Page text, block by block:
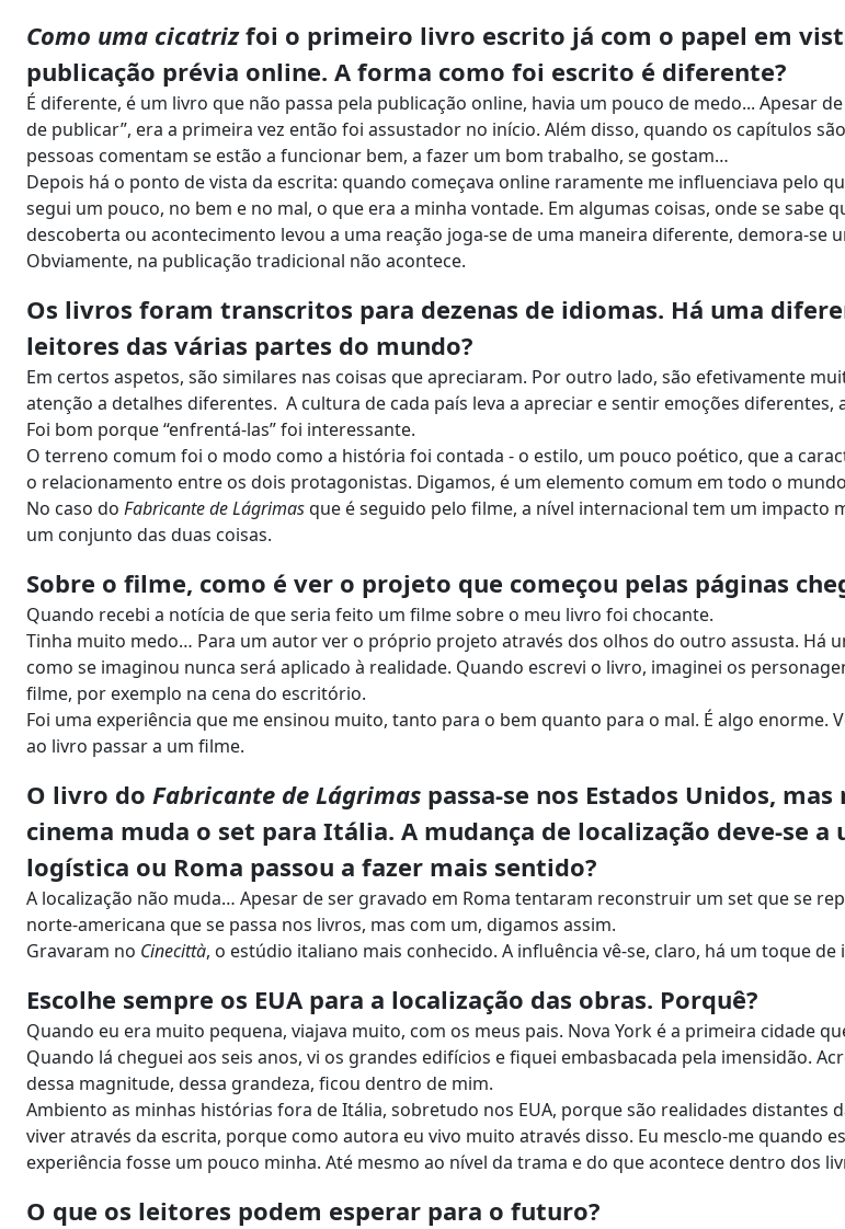
Como uma cicatrizfoi o primeiro livro escrito já com o papel em
publicação prévia online. A forma como foi escrito é diferente?
É diferente, é um livro que não passa pela publicação online, havia um pouco de medo... Apesar
de publicar”, era a primeira vez então foi assustador no início. Além disso, quando os capítulos
pessoas comentam se estão a funcionar bem, a fazer um bom trabalho, se gostam…
Depois há o ponto de vista da escrita: quando começava online raramente me influenciava pelo
segui um pouco, no bem e no mal, o que era a minha vontade. Em algumas coisas, onde se sabe
descoberta ou acontecimento levou a uma reação joga-se de uma maneira diferente, demora-se
Obviamente, na publicação tradicional não acontece.
Os livros foram transcritos para dezenas de idiomas. Há uma
leitores das várias partes do mundo?
Em certos aspetos, são similares nas coisas que apreciaram. Por outro lado, são efetivamente
atenção a detalhes diferentes. A cultura de cada país leva a apreciar e sentir emoções diferentes,
Foi bom porque “enfrentá-las” foi interessante.
O terreno comum foi o modo como a história foi contada - o estilo, um pouco poético, que a
o relacionamento entre os dois protagonistas. Digamos, é um elemento comum em todo o
No caso do Fabricante de Lágrimasque é seguido pelo filme, a nível internacional tem um impacto
um conjunto das duas coisas.
Sobre o filme, como é ver o projeto que começou pelas páginas
Quando recebi a notícia de que seria feito um filme sobre o meu livro foi chocante.
Tinha muito medo… Para um autor ver o próprio projeto através dos olhos do outro assusta. Há
como se imaginou nunca será aplicado à realidade. Quando escrevi o livro, imaginei os
filme, por exemplo na cena do escritório.
Foi uma experiência que me ensinou muito, tanto para o bem quanto para o mal. É algo enorme.
ao livro passar a um filme.
O livro do Fabricante de Lágrimas passa-se nos Estados Unidos,
cinema muda o set para Itália. A mudança de localização deve-se a
logística ou Roma passou a fazer mais sentido?
A localização não muda… Apesar de ser gravado em Roma tentaram reconstruir um set que se
norte-americana que se passa nos livros, mas com um, digamos assim.
Gravaram no Cinecittà, o estúdio italiano mais conhecido. A influência vê-se, claro, há um toque de
Escolhe sempre os EUA para a localização das obras. Porquê?
Quando eu era muito pequena, viajava muito, com os meus pais. Nova York é a primeira cidade
Quando lá cheguei aos seis anos, vi os grandes edifícios e fiquei embasbacada pela imensidão.
dessa magnitude, dessa grandeza, ficou dentro de mim.
Ambiento as minhas histórias fora de Itália, sobretudo nos EUA, porque são realidades distantes
viver através da escrita, porque como autora eu vivo muito através disso. Eu mesclo-me quando
experiência fosse um pouco minha. Até mesmo ao nível da trama e do que acontece dentro dos
O que os leitores podem esperar para o futuro?